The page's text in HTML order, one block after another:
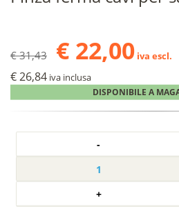
€ 31,43 € 22,00 iva escl.
€ 26,84 iva inclusa
DISPONIBILE A